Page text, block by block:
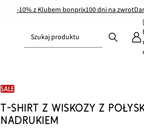
-10% z Klubem bonprix100 dni na zwrot
Szukaj produktu
SALE
T-SHIRT Z WISKOZY Z
NADRUKIEM